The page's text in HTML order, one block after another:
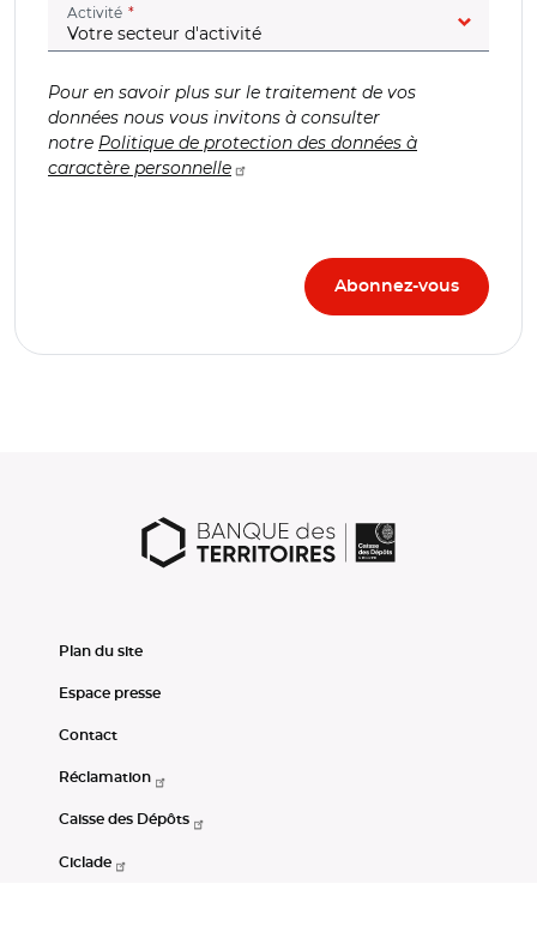
Activité (champ obligatoire)
Pour en savoir plus sur le traitement de vos
données nous vous invitons à consulter
notre Politique de protection des données à
caractère personnelle
Plan du site
Espace presse
Contact
Réclamation
Caisse des Dépôts
Ciclade